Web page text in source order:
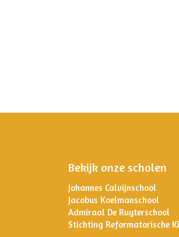
Bekijk onze scholen
Johannes Calvijnschool
Jacobus Koelmanschool
Admiraal De Ruyterschool
Stichting Reformatorische